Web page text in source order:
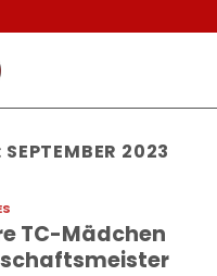
SEPTEMBER 2023
TC-Mädchen